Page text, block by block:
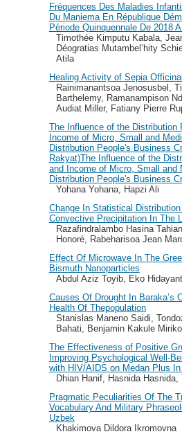
Fréquences Des Maladies
Du Maniema En République
Période Quinquennale De 2018
Timothée Kimputu Kabala,
Déogratias Mutambel’hity
Atila
Healing Activity of Sepia
Rainimanantsoa Jenosusbel,
Barthelemy, Ramanampison
Audiat Miller, Fatiany Pierre
The Influence of the
Income of Micro, Small and
Distribution People's Business
Rakyat)The Influence of the
and Income of Micro, Small and
Distribution People's Business
Yohana Yohana, Hapzi Ali
Change In Statistical
Convective Precipitation In The
Razafindralambo Hasina
Honoré, Rabeharisoa Jean
Effect Of Microwave In The
Bismuth Nanoparticles
Abdul Aziz Toyib, Eko
Causes Of Drought In Baraka’s
Health Of Thepopulation
Stanislas Maneno Saidi,
Bahati, Benjamin Kakule
The Effectiveness of Positive
Improving Psychological Well-
with HIV/AIDS on Medan Plus
Dhian Hanif, Hasnida
Pragmatic Peculiarities Of The
Vocabulary And Military
Uzbek
Khakimova Dildora Ikromovna